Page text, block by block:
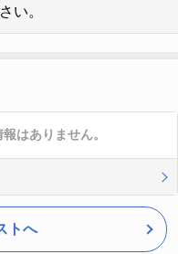
い。
はありません。
トへ